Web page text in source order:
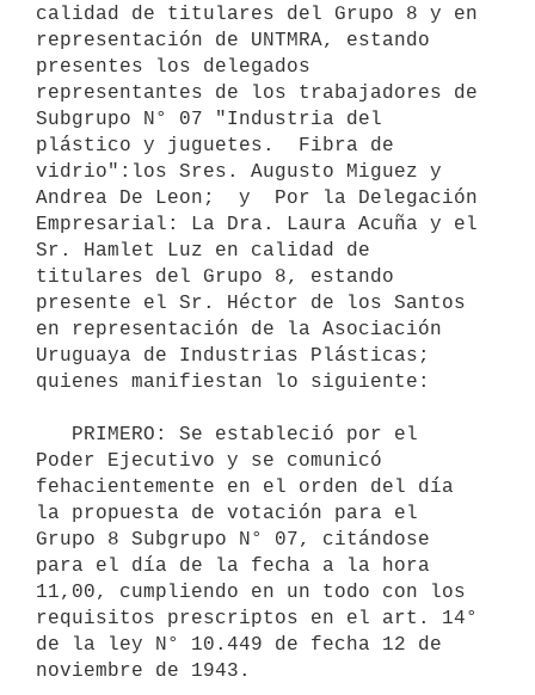
calidad de titulares del Grupo 8 y en
representación de UNTMRA, estando
presentes los delegados
representantes de los trabajadores de
Subgrupo N° 07 "Industria del
plástico y juguetes.  Fibra de
vidrio":los Sres. Augusto Miguez y
Andrea De Leon;  y  Por la Delegación
Empresarial: La Dra. Laura Acuña y el
Sr. Hamlet Luz en calidad de
titulares del Grupo 8, estando
presente el Sr. Héctor de los Santos
en representación de la Asociación
Uruguaya de Industrias Plásticas;
quienes manifiestan lo siguiente:
Poder Ejecutivo y se comunicó
fehacientemente en el orden del día
la propuesta de votación para el
Grupo 8 Subgrupo N° 07, citándose
para el día de la fecha a la hora
11,00, cumpliendo en un todo con los
requisitos prescriptos en el art. 14°
de la ley N° 10.449 de fecha 12 de
noviembre de 1943.